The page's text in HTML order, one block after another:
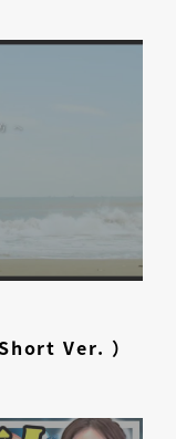
Ver. ）